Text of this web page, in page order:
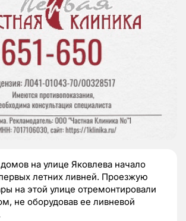
на улице Яковлева начало
летних ливней. Проезжую
на этой улице отремонтировали
не оборудовав ее ливневой